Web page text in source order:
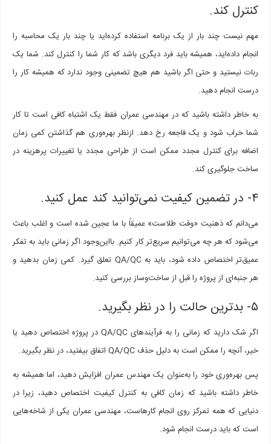
کنترل کند.
مهم نیست چند بار از یک برنامه استفاده کرده‌اید یا چند بار یک محاسبه را
انجام داده‌اید، همیشه باید فرد دیگری باشد که کار شما را کنترل کند. شما یک
ربات نیستید و حتی اگر باشید هم هیچ تضمینی وجود ندارد که همیشه کار را
درست انجام دهید.
به خاطر داشته باشید که در مهندسی عمران فقط یک اشتباه کافی است تا کار
شما خراب شود و یک فاجعه رخ دهد. ازنظر بهره‌وری هم گذاشتن کمی زمان
اضافه برای کنترل مجدد ممکن است از طراحی مجدد یا تغییرات پرهزینه در
ساخت جلوگیری کند.
می‌دانم که ذهنیت «وقت طلاست» عمیقاً با ما عجین شده است و اغلب باعث
می‌شود که هر چه می‌توانیم سریع‌تر کار کنیم. بااین‌وجود اگر زمانی باید به تفکر
عمیق‌تر اختصاص داده شود، باید به QA/QC تعلق گیرد. کمی زمان بدهید و
هر جنبه‌ای از پروژه را قبل از ساخت‌وساز بررسی کنید.
اگر شک دارید که زمانی را به فرآیندهای QA/QC در پروژه اختصاص دهید یا
خیر، آنچه را ممکن است به دلیل حذف QA/QC اتفاق بیفتید، در نظر بگیرید.
پس بهره‌وری خود را به‌عنوان یک مهندس عمران افزایش دهید، اما همیشه به
خاطر داشته باشید که زمان کافی به کنترل کیفیت اختصاص دهید، زیرا در
دنیایی که همه تمرکز روی انجام کارهاست، مهندسی عمران یکی از شاخه‌هایی
است که باید درست انجام شود.